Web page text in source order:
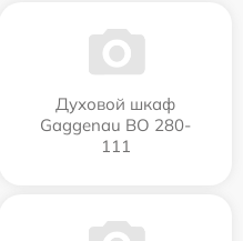
Духовой шкаф
Gaggenau BO 280-
111